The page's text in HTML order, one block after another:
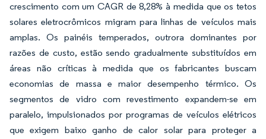
crescimento com um CAGR de 8,28% à medida que os tetos
solares eletrocrômicos migram para linhas de veículos mais
amplas. Os painéis temperados, outrora dominantes por
razões de custo, estão sendo gradualmente substituídos em
áreas não críticas à medida que os fabricantes buscam
economias de massa e maior desempenho térmico. Os
segmentos de vidro com revestimento expandem-se em
paralelo, impulsionados por programas de veículos elétricos
que exigem baixo ganho de calor solar para proteger a